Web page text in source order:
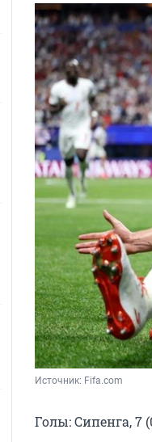
Источник: Fifa.com
Голы: Сипенга, 7